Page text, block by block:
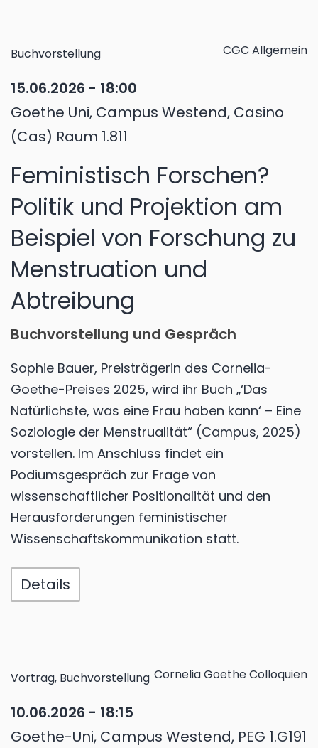
Buchvorstellung CGC Allgemein
15.06.2026 - 18:00
Goethe Uni, Campus Westend, Casino
(Cas) Raum 1.811
Feministisch Forschen?
Politik und Projektion am
Beispiel von Forschung zu
Menstruation und
Abtreibung
Buchvorstellung und Gespräch
Sophie Bauer, Preisträgerin des Cornelia-
Goethe-Preises 2025, wird ihr Buch „‘Das
Natürlichste, was eine Frau haben kann‘ – Eine
Soziologie der Menstrualität“ (Campus, 2025)
vorstellen. Im Anschluss findet ein
Podiumsgespräch zur Frage von
wissenschaftlicher Positionalität und den
Herausforderungen feministischer
Wissenschaftskommunikation statt.
Details
Vortrag, Buchvorstellung Cornelia Goethe Colloquien
10.06.2026 - 18:15
Goethe-Uni, Campus Westend, PEG 1.G191